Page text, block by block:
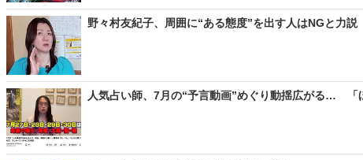
野々村友紀子、周囲に“ある態度”を出す人はNGと力説
人気占い師、7月の“予言動画”めぐり動揺広がる… 「